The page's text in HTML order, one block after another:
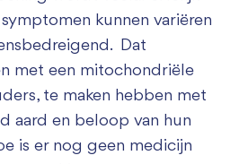
kunnen variëren
Dat
met een mitochondriële
te maken hebben met
aard en beloop van hun
is er nog geen medicijn